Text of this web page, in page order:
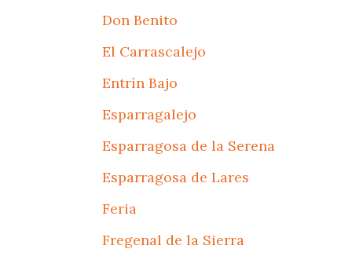
Don Benito
El Carrascalejo
Entrín Bajo
Esparragalejo
Esparragosa de la Serena
Esparragosa de Lares
Feria
Fregenal de la Sierra